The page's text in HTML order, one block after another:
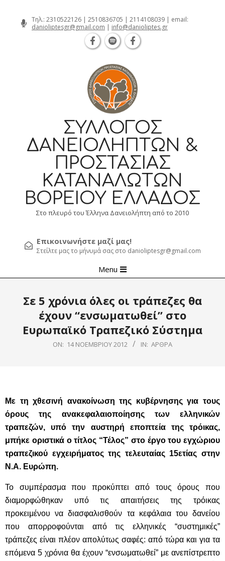
Τηλ.: 2310522126 | 2510836705 | 2114108039 | email:
danioliptesgr@gmail.com | info@danioliptes.gr
ΣΎΛΛΟΓΟΣ
ΔΑΝΕΙΟΛΗΠΤΏΝ &
ΠΡΟΣΤΑΣΊΑΣ
ΚΑΤΑΝΑΛΩΤΏΝ
ΒΟΡΕΊΟΥ ΕΛΛΆΔΟΣ
Στο πλευρό του Έλληνα Δανειολήπτη από το 2010
Επικοινωνήστε μαζί μας!
Στείλτε μας το μήνυμά σας στο danioliptesgr@gmail.com
Navigation
Menu
Σε 5 χρόνια όλες οι τράπεζες θα
έχουν “ενσωματωθεί” στο
Ευρωπαϊκό Τραπεζικό Σύστημα
ON: 14 ΝΟΕΜΒΡΊΟΥ 2012 IN: ΆΡΘΡΑ
Με τη χθεσινή ανακοίνωση της κυβέρνησης για τους
όρους της ανακεφαλαιοποίησης των ελληνικών
τραπεζών, υπό την αυστηρή εποπτεία της τρόικας,
μπήκε οριστικά ο τίτλος “Τέλος” στο έργο του εγχώριου
τραπεζικού εγχειρήματος της τελευταίας 15ετίας στην
Ν.Α. Ευρώπη.
Το συμπέρασμα που προκύπτει από τους όρους που
διαμορφώθηκαν υπό τις απαιτήσεις της τρόικας
προκειμένου να διασφαλισθούν τα κεφάλαια του δανείου
που απορροφούνται από τις ελληνικές “συστημικές”
τράπεζες είναι πλέον απολύτως σαφές: από τώρα και για τα
επόμενα 5 χρόνια θα έχουν “ενσωματωθεί” με ανεπίστρεπτο